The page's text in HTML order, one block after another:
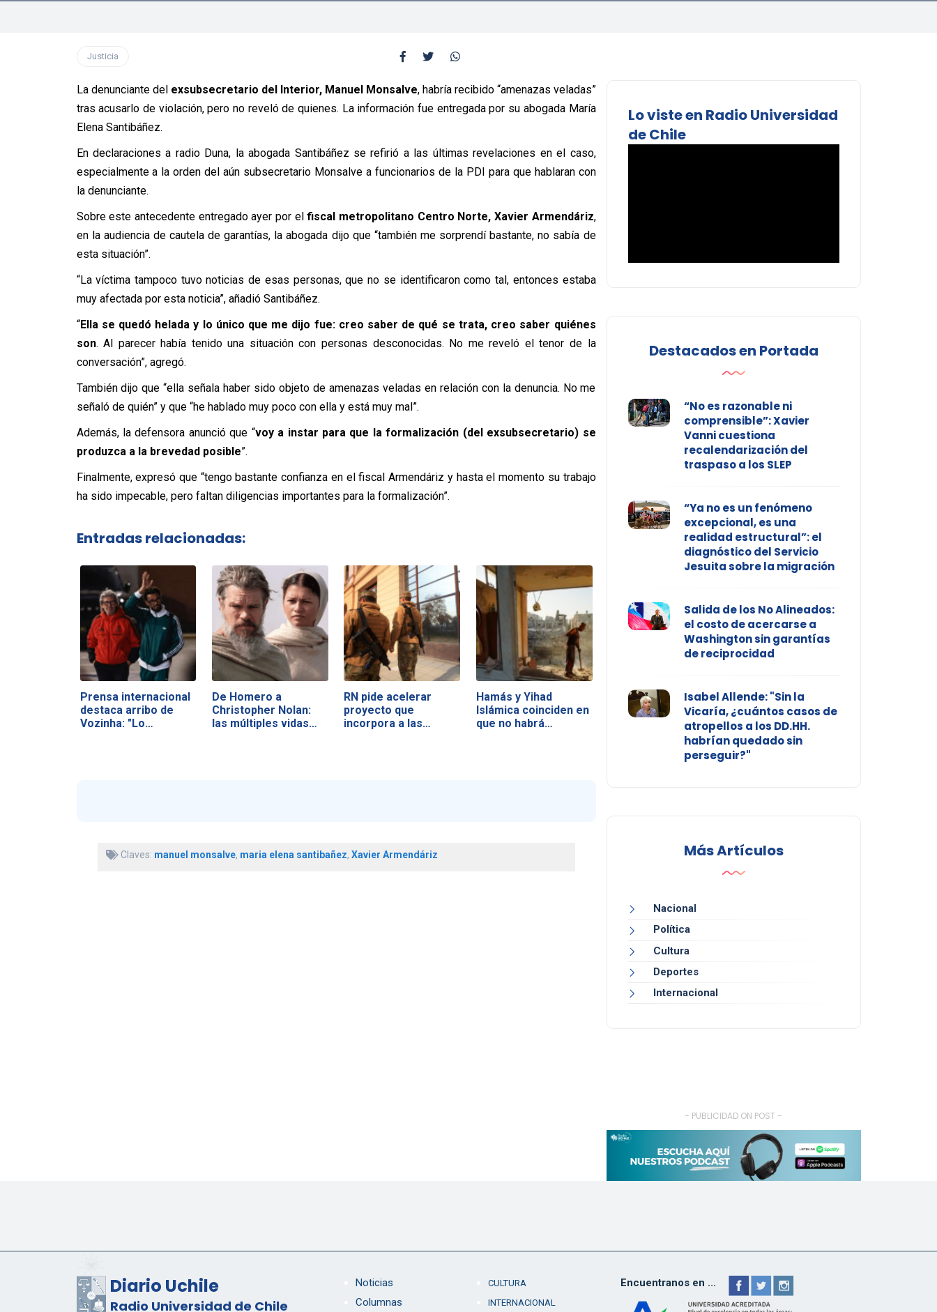
Justicia
La denunciante delexsubsecretario del Interior, Manuel Monsalve, habría recibido “amenazas veladas”
tras acusarlo de violación, pero no reveló de quienes. La información fue entregada por su abogada María
Elena Santibáñez.
En declaraciones a radio Duna, la abogada Santibáñez se refirió a las últimas revelaciones en el caso,
especialmente a la orden del aún subsecretario Monsalve a funcionarios de la PDI para que hablaran con
la denunciante.
Sobre este antecedente entregado ayer por elfiscal metropolitano Centro Norte, Xavier Armendáriz,
en la audiencia de cautela de garantías, la abogada dijo que “también me sorprendí bastante, no sabía de
esta situación”.
“La víctima tampoco tuvo noticias de esas personas, que no se identificaron como tal, entonces estaba
muy afectada por esta noticia”, añadió Santibáñez.
“Ella se quedó helada y lo único que me dijo fue: creo saber de qué se trata, creo saber quiénes
son. Al parecer había tenido una situación con personas desconocidas. No me reveló el tenor de la
conversación”, agregó.
También dijo que “ella señala haber sido objeto de amenazas veladas en relación con la denuncia. No me
señaló de quién” y que “he hablado muy poco con ella y está muy mal”.
Además, la defensora anunció que “voy a instar para que la formalización (del exsubsecretario) se
produzca a la brevedad posible”.
Finalmente, expresó que “tengo bastante confianza en el fiscal Armendáriz y hasta el momento su trabajo
ha sido impecable, pero faltan diligencias importantes para la formalización”.
Entradas relacionadas:
Prensa internacional
destaca arribo de
Vozinha: "Lo…
De Homero a
Christopher Nolan:
las múltiples vidas…
RN pide acelerar
proyecto que
incorpora a las…
Hamás y Yihad
Islámica coinciden en
que no habrá…
Claves: manuel monsalve, maria elena santibañez, Xavier Armendáriz
Lo viste en Radio Universidad
de Chile
Destacados en Portada
“No es razonable ni
comprensible”: Xavier
Vanni cuestiona
recalendarización del
traspaso a los SLEP
“Ya no es un fenómeno
excepcional, es una
realidad estructural”: el
diagnóstico del Servicio
Jesuita sobre la migración
Salida de los No Alineados:
el costo de acercarse a
Washington sin garantías
de reciprocidad
Isabel Allende: "Sin la
Vicaría, ¿cuántos casos de
atropellos a los DD.HH.
habrían quedado sin
perseguir?"
Más Artículos
Nacional
Política
Cultura
Deportes
Internacional
- PUBLICIDAD ON POST -
Diario Uchile
Radio Universidad de Chile
Noticias
Columnas
CULTURA
INTERNACIONAL
Encuentranos en ...